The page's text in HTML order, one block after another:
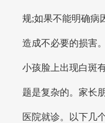
规;如果不能明确病
造成不必要的损害。
小孩脸上出现白斑
题是复杂的。家长
医院就诊。以下几